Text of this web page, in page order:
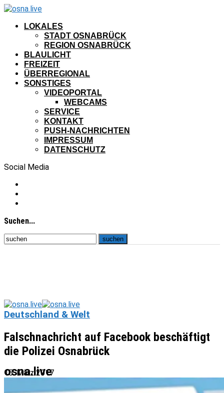
LOKALES
STADT OSNABRÜCK
REGION OSNABRÜCK
BLAULICHT
FREIZEIT
ÜBERREGIONAL
SONSTIGES
VIDEOPORTAL
WEBCAMS
SERVICE
KONTAKT
PUSH-NACHRICHTEN
IMPRESSUM
DATENSCHUTZ
Social Media
Suchen...
osna.live
Deutschland & Welt
Falschnachricht auf Facebook beschäftigt
die Polizei Osnabrück
15. März 2017